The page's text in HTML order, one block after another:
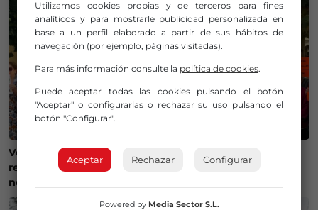
Vecinos de la Merindad de Montija reclaman la
reapertura de la farmacia de Villasante: «Es una
necesidad»
Utilizamos cookies propias y de terceros para fines
analíticos y para mostrarle publicidad personalizada en
base a un perfil elaborado a partir de sus hábitos de
navegación (por ejemplo, páginas visitadas).
Para más información consulte la política de cookies.
Puede aceptar todas las cookies pulsando el botón
"Aceptar" o configurarlas o rechazar su uso pulsando el
botón "Configurar".
Aceptar Rechazar Configurar
Powered by Media Sector S.L.